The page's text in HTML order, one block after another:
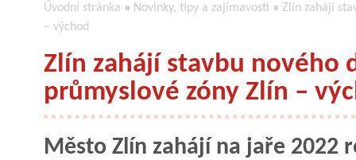
Úvodní stránka » Novinky, tipy a zajímavosti » Zlín zahájí
– východ
Zlín zahájí stavbu nového
průmyslové zóny Zlín –
Město Zlín zahájí na jaře 2022